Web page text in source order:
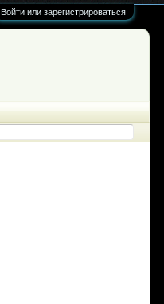
Войти или зарегистрироваться